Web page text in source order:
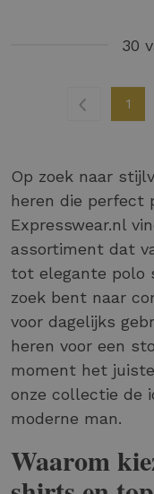
30
1
Op zoek naar
heren die perfect
Expresswear.nl
assortiment dat
tot elegante polo
zoek bent naar
voor dagelijks
heren voor een
moment het
onze collectie de
moderne man.
Waarom